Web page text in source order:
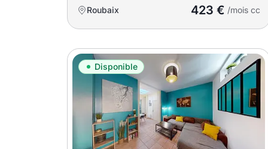
promotions sur honoraires
Roubaix 423 € /mois cc
Disponible